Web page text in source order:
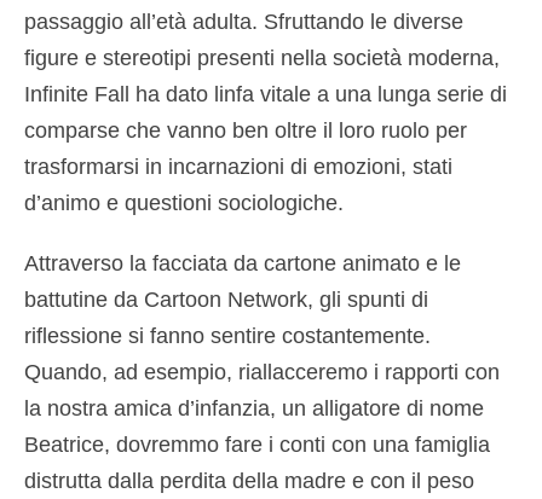
passaggio all’età adulta. Sfruttando le diverse
figure e stereotipi presenti nella società moderna,
Infinite Fall ha dato linfa vitale a una lunga serie di
comparse che vanno ben oltre il loro ruolo per
trasformarsi in incarnazioni di emozioni, stati
d’animo e questioni sociologiche.
Attraverso la facciata da cartone animato e le
battutine da Cartoon Network, gli spunti di
riflessione si fanno sentire costantemente.
Quando, ad esempio, riallacceremo i rapporti con
la nostra amica d’infanzia, un alligatore di nome
Beatrice, dovremmo fare i conti con una famiglia
distrutta dalla perdita della madre e con il peso